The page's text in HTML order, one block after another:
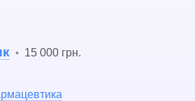
• 15 000 грн.